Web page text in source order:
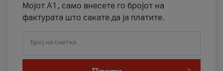
Мојот А1, само внесете го бројот на
фактурата што сакате да ја платите.
Број на сметка